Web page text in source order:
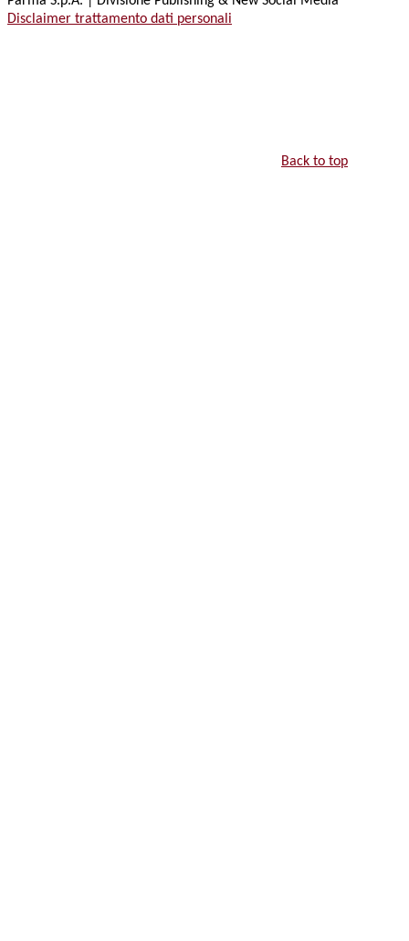
Disclaimer trattamento dati personali
Back to top